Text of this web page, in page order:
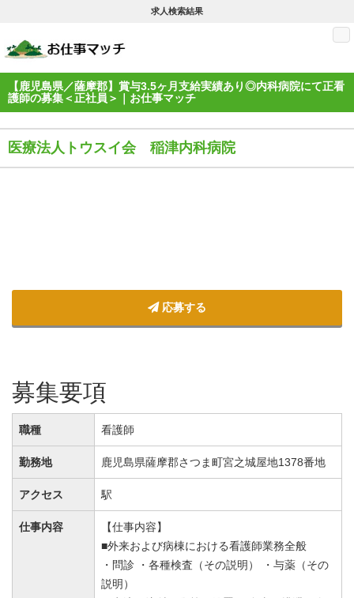
求人検索結果
【鹿児島県／薩摩郡】賞与3.5ヶ月支給実績あり◎内科病院にて正看
護師の募集＜正社員＞｜お仕事マッチ
医療法人トウスイ会 稲津内科病院
応募する
募集要項
職種 看護師
勤務地 鹿児島県薩摩郡さつま町宮之城屋地1378番地
アクセス 駅
仕事内容
【仕事内容】
■外来および病棟における看護師業務全般
・問診 ・各種検査（その説明） ・与薬（その
説明）